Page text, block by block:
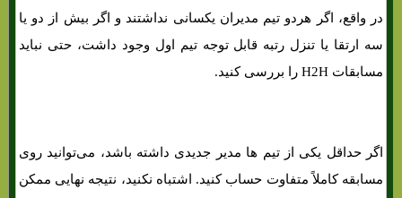
در واقع، اگر هردو تیم مدیران یکسانی نداشتند و اگر بیش از دو یا
سه ارتقا یا تنزل رتبه قابل توجه تیم اول وجود داشت، حتی نباید
مسابقات H2H را بررسی کنید.
اگر حداقل یکی از تیم ها مدیر جدیدی داشته باشد، می‌توانید روی
مسابقه کاملاً متفاوت حساب کنید. اشتباه نکنید، نتیجه نهایی ممکن